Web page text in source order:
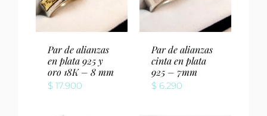
Par de alianzas
en plata 925 y
oro 18K – 8 mm
$ 17.900
Par de alianzas
cinta en plata
925 – 7mm
$ 6.290